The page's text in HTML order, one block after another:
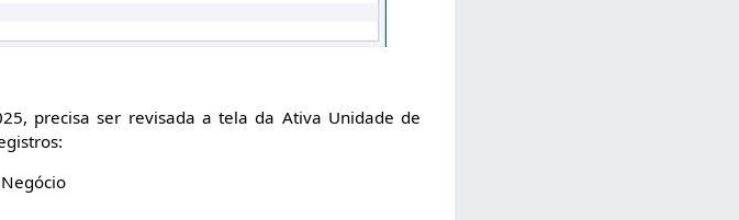
precisa ser revisada a tela da Ativa Unidade de